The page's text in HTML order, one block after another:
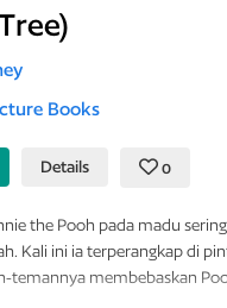
Books
Details 0
the Pooh pada madu
Kali ini ia terperangkap di
temannya membebaskan